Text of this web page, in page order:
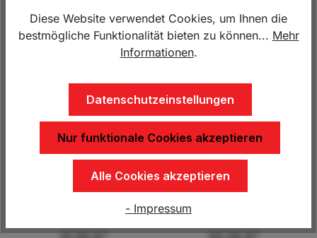
Bügelabsperrschloß AL-
KO
6,00 €* 16,00 €*
Absperrschloß steckbar,
Diebstahlsicherungen
DBS 8 für
11,50 €*
Kit Steckschloss AK
Universal Bügelschloss
Diese Website verwendet Cookies, um Ihnen die
bestmögliche Funktionalität bieten zu können... Mehr
Informationen.
Datenschutzeinstellungen
Nur funktionale Cookies akzeptieren
Alle Cookies akzeptieren
- Impressum